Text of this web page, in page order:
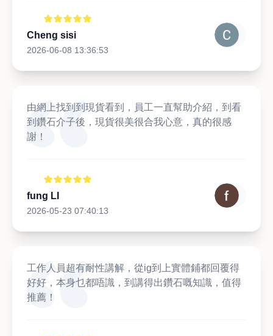
Cheng sisi
2026-06-08 13:36:53
由網上找到到現貨看到，員工一直幫助介紹，到看
到鑽石介子後，現貨很美很合我心意，真的很感
謝！
fung LI
2026-05-23 07:40:13
工作人員超有耐性講解，從ig到上實體鋪都回覆得
好好，本身乜都唔識，到講得出鑽石嘅知識，值得
推薦！